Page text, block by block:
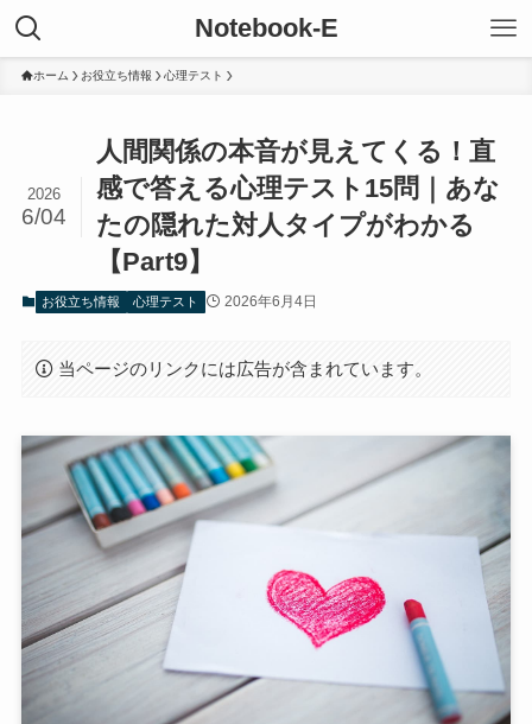
Notebook-E
ホーム お役立ち情報 心理テスト
人間関係の本音が見えてくる！直
感で答える心理テスト15問｜あな
たの隠れた対人タイプがわかる
【Part9】
2026
6/04
お役立ち情報 心理テスト 2026年6月4日
当ページのリンクには広告が含まれています。